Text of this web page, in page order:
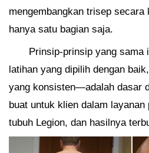
mengembangkan trisep secara
hanya satu bagian saja.
Prinsip-prinsip yang
latihan yang dipilih dengan
yang konsisten—adalah dasar
buat untuk klien dalam
tubuh Legion, dan hasilnya